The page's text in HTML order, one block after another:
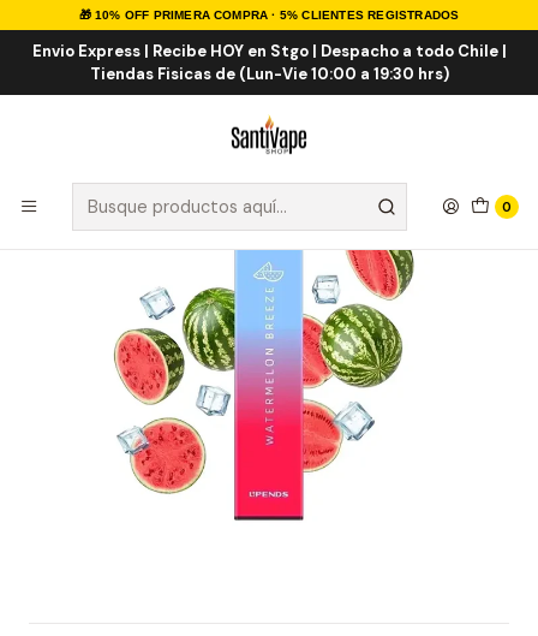
🎁 10% OFF PRIMERA COMPRA · 5% CLIENTES REGISTRADOS
Envio Express | Recibe HOY en Stgo | Despacho a todo Chile |
Tiendas Fisicas de (Lun-Vie 10:00 a 19:30 hrs)
0
Inicio VAPE DESECHABLES VAPE FRUTALES ICE
Upends Watermelon Breeze 1.000 Puff